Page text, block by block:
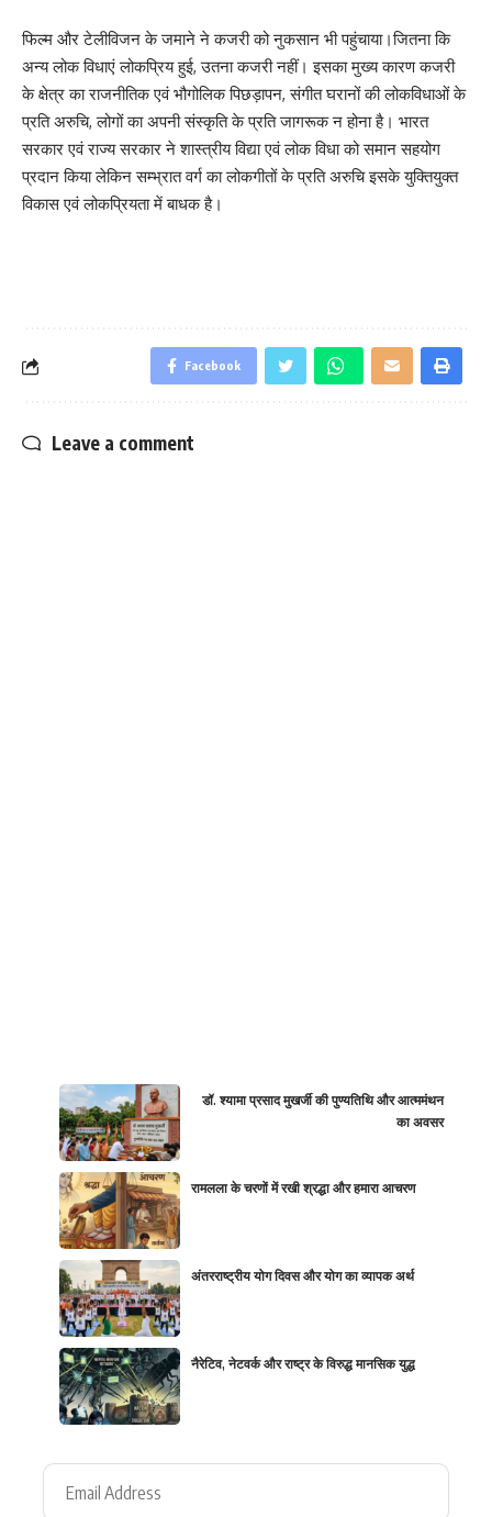
फिल्म और टेलीविजन के जमाने ने कजरी को नुकसान भी पहुंचाया।जितना कि
अन्य लोक विधाएं लोकप्रिय हुई, उतना कजरी नहीं। इसका मुख्य कारण कजरी
के क्षेत्र का राजनीतिक एवं भौगोलिक पिछड़ापन, संगीत घरानों की लोकविधाओं के
प्रति अरुचि, लोगों का अपनी संस्कृति के प्रति जागरूक न होना है। भारत
सरकार एवं राज्य सरकार ने शास्त्रीय विद्या एवं लोक विधा को समान सहयोग
प्रदान किया लेकिन सम्भ्रात वर्ग का लोकगीतों के प्रति अरुचि इसके युक्तियुक्त
विकास एवं लोकप्रियता में बाधक है।
Facebook
Leave a comment
डॉ. श्यामा प्रसाद मुखर्जी की पुण्यतिथि और आत्ममंथन
का अवसर
रामलला के चरणों में रखी श्रद्धा और हमारा आचरण
अंतरराष्ट्रीय योग दिवस और योग का व्यापक अर्थ
नैरेटिव, नेटवर्क और राष्ट्र के विरुद्ध मानसिक युद्ध